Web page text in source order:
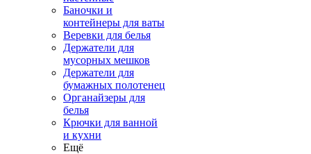
Баночки и
контейнеры для ваты
Веревки для белья
Держатели для
мусорных мешков
Держатели для
бумажных полотенец
Органайзеры для
белья
Крючки для ванной
и кухни
Ещё